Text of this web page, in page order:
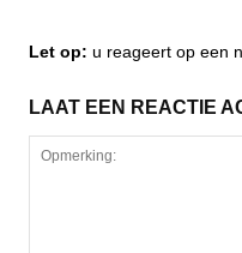
Let op: u reageert op een
LAAT EEN REACTIE